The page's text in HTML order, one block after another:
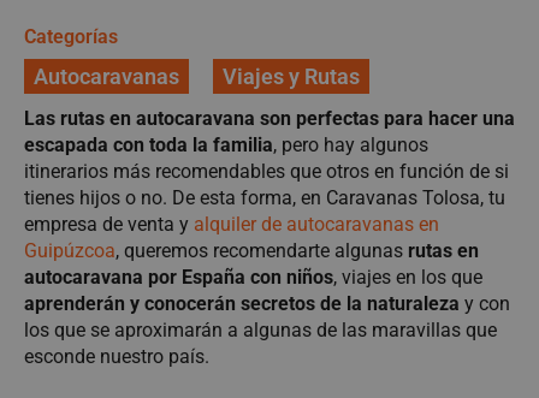
Categorías
Autocaravanas Viajes y Rutas
Las rutas en autocaravana son perfectas para hacer una
escapada con toda la familia, pero hay algunos
itinerarios más recomendables que otros en función de si
tienes hijos o no. De esta forma, en Caravanas Tolosa, tu
empresa de venta y alquiler de autocaravanas en
Guipúzcoa, queremos recomendarte algunas rutas en
autocaravana por España con niños, viajes en los que
aprenderán y conocerán secretos de la naturaleza y con
los que se aproximarán a algunas de las maravillas que
esconde nuestro país.